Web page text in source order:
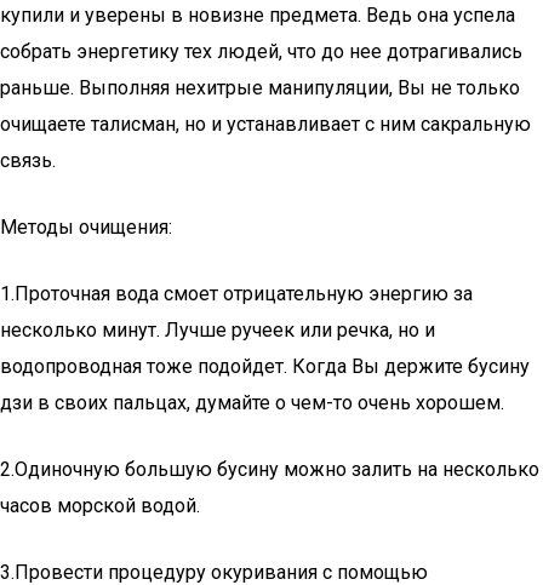
купили и уверены в новизне предмета. Ведь она успела
собрать энергетику тех людей, что до нее дотрагивались
раньше. Выполняя нехитрые манипуляции, Вы не только
очищаете талисман, но и устанавливает с ним сакральную
связь.
Методы очищения:
1.Проточная вода смоет отрицательную энергию за
несколько минут. Лучше ручеек или речка, но и
водопроводная тоже подойдет. Когда Вы держите бусину
дзи в своих пальцах, думайте о чем-то очень хорошем.
2.Одиночную большую бусину можно залить на несколько
часов морской водой.
3.Провести процедуру окуривания с помощью